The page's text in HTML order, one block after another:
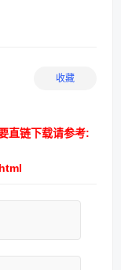
收藏
直链下载请参考: